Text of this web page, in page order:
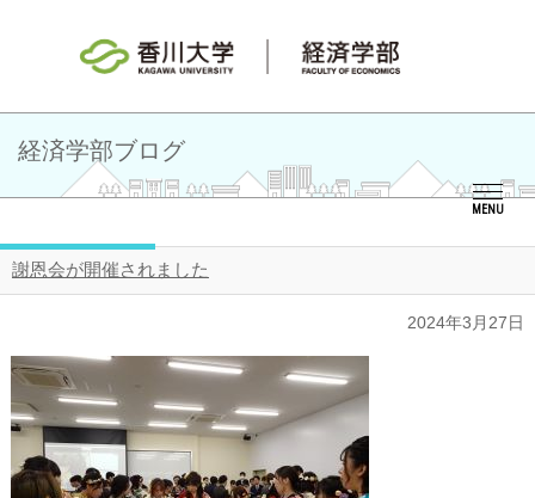
MENU
経済学部ブログ
謝恩会が開催されました
2024年3月27日